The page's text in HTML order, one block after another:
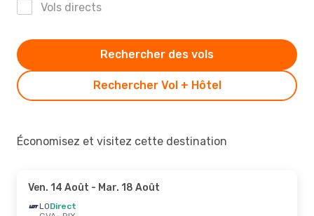
Vols directs
Rechercher Vol + Hôtel
Rechercher des vols
Économisez et visitez cette destination
Ven. 14 Août - Mar. 18 Août
LODirect